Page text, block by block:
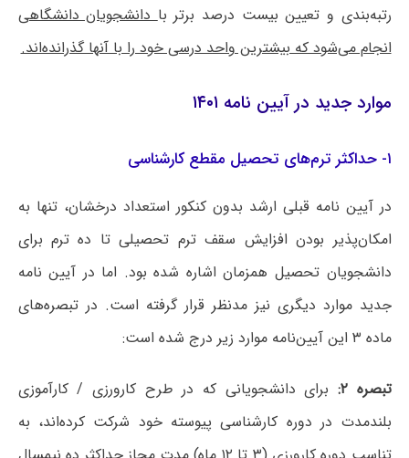
رتبه‌بندی و تعیین بیست درصد برتر بادانشجویان دانشگاهی
انجام می‌شود که بیشترین واحد درسی خود را با آنها گذرانده‌اند.
موارد جدید در آیین نامه ۱۴۰۱
۱- حداکثر ترم‌های تحصیل مقطع کارشناسی
در آیین نامه قبلی ارشد بدون کنکور استعداد درخشان، تنها به
امکان‌پذیر بودن افزایش سقف ترم تحصیلی تا ده ترم برای
دانشجویان تحصیل همزمان اشاره شده بود. اما در آیین نامه
جدید موارد دیگری نیز مدنظر قرار گرفته است. در تبصره‌های
ماده ۳ این آیین‌نامه موارد زیر درج شده است:
تبصره ۲:
برای دانشجویانی که در طرح کارورزی / کارآموزی
بلندمدت در دوره کارشناسی پیوسته خود شرکت کرده‌اند، به